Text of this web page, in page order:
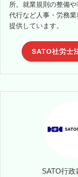
所。就業規則の整備
代行など人事・労務
提供しています。
SATO社労士
SATO行政